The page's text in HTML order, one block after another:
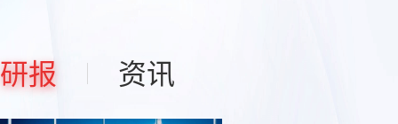
研报 资讯